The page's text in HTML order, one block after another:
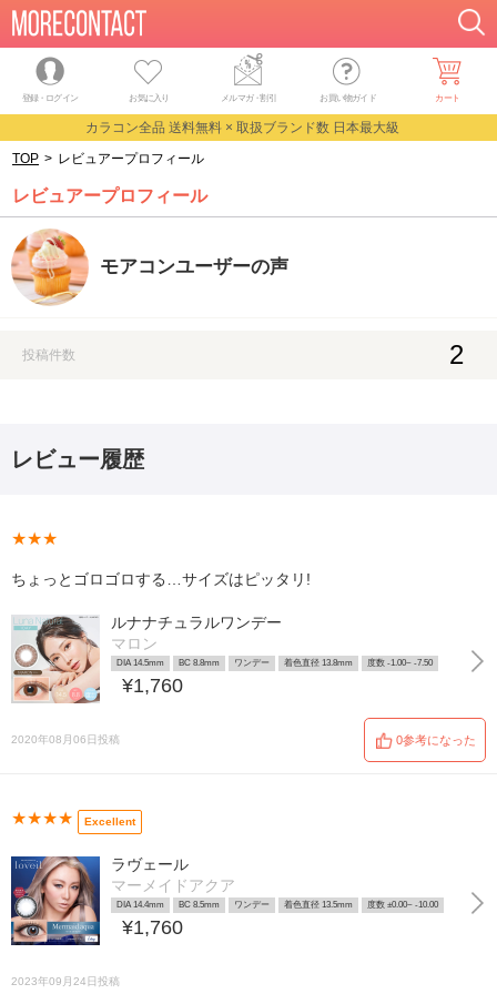
登録・ログイン お気に入り メルマガ・割引 お買い物ガイド カート
カラコン全品 送料無料 × 取扱ブランド数 日本最大級
TOP > レビュアープロフィール
レビュアープロフィール
モアコンユーザーの声
投稿件数 2
レビュー履歴
★★★
ちょっとゴロゴロする…サイズはピッタリ!
ルナナチュラルワンデー
マロン
DIA 14.5mm BC 8.8mm ワンデー 着色直径 13.8mm 度数 -1.00~ -7.50
¥1,760
2020年08月06日投稿 0参考になった
★★★★ Excellent
ラヴェール
マーメイドアクア
DIA 14.4mm BC 8.5mm ワンデー 着色直径 13.5mm 度数 ±0.00~ -10.00
¥1,760
2023年09月24日投稿